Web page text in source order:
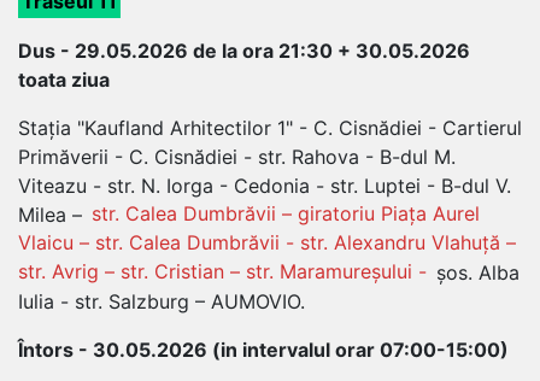
Dus - 29.05.2026 de la ora 21:30 + 30.05.2026
toata ziua
Stația "Kaufland Arhitectilor 1" - C. Cisnădiei - Cartierul
Primăverii - C. Cisnădiei - str. Rahova - B-dul M.
Viteazu - str. N. Iorga - Cedonia - str. Luptei - B-dul V.
Milea – str. Calea Dumbrăvii – giratoriu Piața Aurel
Vlaicu – str. Calea Dumbrăvii - str. Alexandru Vlahuță –
str. Avrig – str. Cristian – str. Maramureșului - șos. Alba
Iulia - str. Salzburg – AUMOVIO.
Întors - 30.05.2026 (in intervalul orar 07:00-15:00)